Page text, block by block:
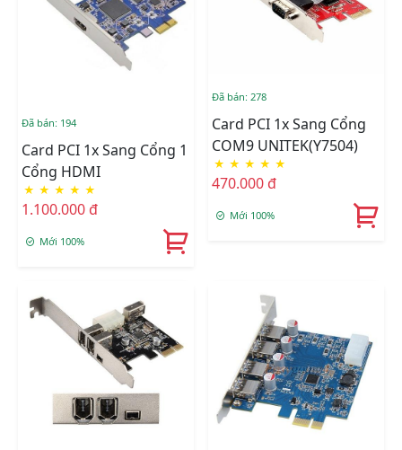
Đã bán: 194
Card PCI 1x Sang Cổng 1
Cổng HDMI
★ ★ ★ ★ ★
1.100.000 đ
Mới 100%
Đã bán: 278
Card PCI 1x Sang Cổng
COM9 UNITEK(Y7504)
★ ★ ★ ★ ★
470.000 đ
Mới 100%